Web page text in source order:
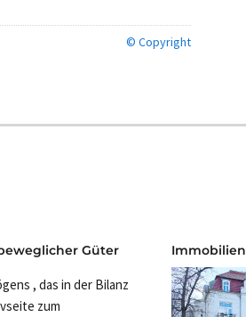
© Copyright
Güter
, das in der Bilanz
zum
Immobilien